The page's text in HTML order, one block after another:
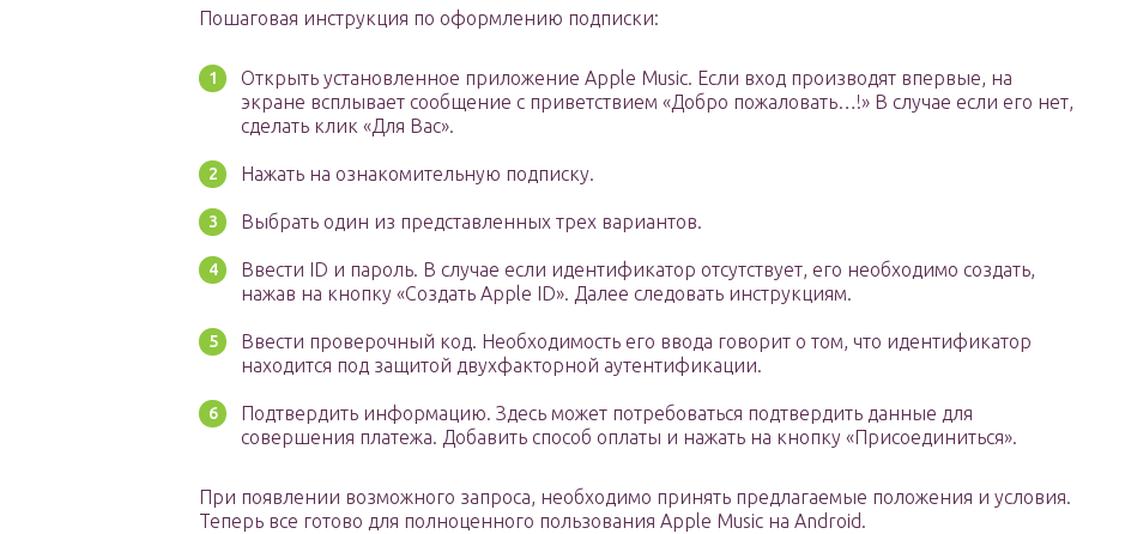
Пошаговая инструкция по оформлению подписки:
Открыть установленное приложение Apple Music. Если вход производят впервые, на
экране всплывает сообщение с приветствием «Добро пожаловать…!» В случае если его нет,
сделать клик «Для Вас».
Нажать на ознакомительную подписку.
Выбрать один из представленных трех вариантов.
Ввести ID и пароль. В случае если идентификатор отсутствует, его необходимо создать,
нажав на кнопку «Создать Apple ID». Далее следовать инструкциям.
Ввести проверочный код. Необходимость его ввода говорит о том, что идентификатор
находится под защитой двухфакторной аутентификации.
Подтвердить информацию. Здесь может потребоваться подтвердить данные для
совершения платежа. Добавить способ оплаты и нажать на кнопку «Присоединиться».
При появлении возможного запроса, необходимо принять предлагаемые положения и условия.
Теперь все готово для полноценного пользования Apple Music на Android.